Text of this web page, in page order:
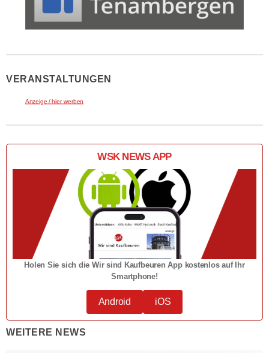
VERANSTALTUNGEN
Anzeige / hier werben
WSK NEWS APP
Holen Sie sich die Wir sind Kaufbeuren App kostenlos auf Ihr
Smartphone!
Android iOS
WEITERE NEWS